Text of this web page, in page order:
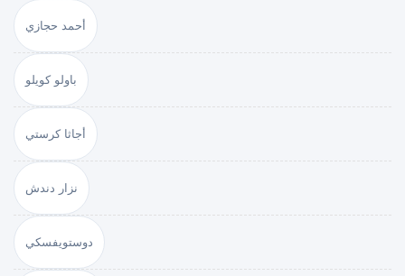
أحمد حجازي
باولو كويلو
أجاثا كرستي
نزار دندش
دوستويفسكي